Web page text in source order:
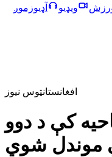
ویډیو آډیوزموږ
افغانستانټوس نیوز
٧ا مه ناحيه كې د دوو